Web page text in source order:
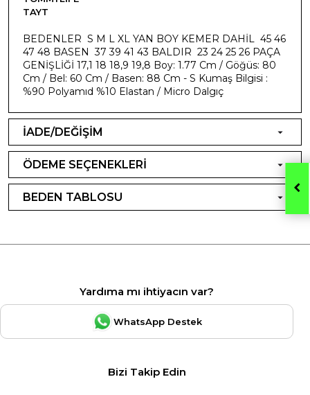
TAYT
BEDENLER S M L XL YAN BOY KEMER DAHİL 45 46
47 48 BASEN 37 39 41 43 BALDIR 23 24 25 26 PAÇA
GENİŞLİĞİ 17,1 18 18,9 19,8 Boy: 1.77 Cm / Göğüs: 80
Cm / Bel: 60 Cm / Basen: 88 Cm - S Kumaş Bilgisi :
%90 Polyamıd %10 Elastan / Micro Dalgıç
İADE/DEĞİŞİM
ÖDEME SEÇENEKLERİ
BEDEN TABLOSU
Yardıma mı ihtiyacın var?
WhatsApp Destek
Bizi Takip Edin